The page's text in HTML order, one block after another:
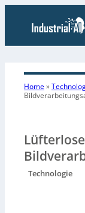
Home»
Technologie